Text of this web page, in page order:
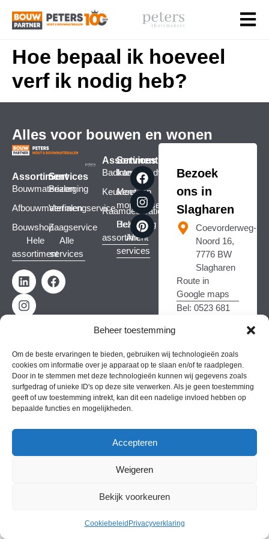
Beheer toestemming
Om de beste ervaringen te bieden, gebruiken wij technologieën zoals
cookies om informatie over je apparaat op te slaan en/of te raadplegen.
Door in te stemmen met deze technologieën kunnen wij gegevens zoals
surfgedrag of unieke ID's op deze site verwerken. Als je geen toestemming
geeft of uw toestemming intrekt, kan dit een nadelige invloed hebben op
bepaalde functies en mogelijkheden.
Accepteren
Weigeren
Bekijk voorkeuren
Cookiebeleid Privacyverklaring
Hoe bepaal ik hoeveel
verf ik nodig heb?
Alles voor bouwen en wonen
Assortiment
Bouwmaterialen
Afbouwmaterialen
Bouwshop
Hele
assortiment
Services
Bezorging
Verfmengservice
Zaagservice
Alle
services
Assortiment
Badkamers
Keukens
Raamdecoratie
Hele
assortiment
Services
Interieuradvies
Meet- en
montageservice
Bezorging
Alle
services
Bezoek
ons in
Slagharen
Coevorderweg-
Noord 16,
7776 BW
Slagharen
Route in
Google maps
Bel: 0523 681
Copyright © 2026
Gerealiseerd door
Vonk Marketing
Algemene voorwaardenRuilen & Retourneren